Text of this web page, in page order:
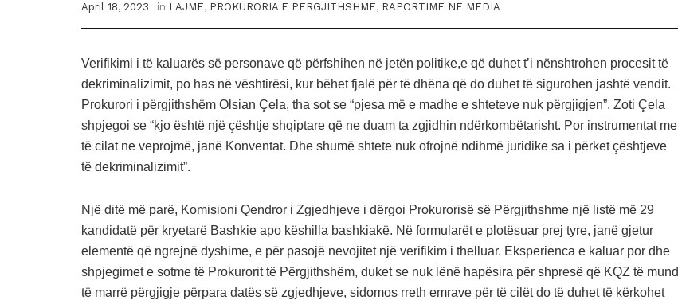
April 18, 2023 in LAJME, PROKURORIA E PERGJITHSHME, RAPORTIME NE MEDIA
Verifikimi i të kaluarës së personave që përfshihen në jetën politike,e që duhet t’i nënshtrohen procesit të
dekriminalizimit, po has në vështirësi, kur bëhet fjalë për të dhëna që do duhet të sigurohen jashtë vendit.
Prokurori i përgjithshëm Olsian Çela, tha sot se “pjesa më e madhe e shteteve nuk përgjigjen”. Zoti Çela
shpjegoi se “kjo është një çështje shqiptare që ne duam ta zgjidhin ndërkombëtarisht. Por instrumentat me
të cilat ne veprojmë, janë Konventat. Dhe shumë shtete nuk ofrojnë ndihmë juridike sa i përket çështjeve
të dekriminalizimit”.
Një ditë më parë, Komisioni Qendror i Zgjedhjeve i dërgoi Prokurorisë së Përgjithshme një listë më 29
kandidatë për kryetarë Bashkie apo këshilla bashkiakë. Në formularët e plotësuar prej tyre, janë gjetur
elementë që ngrejnë dyshime, e për pasojë nevojitet një verifikim i thelluar. Eksperienca e kaluar por dhe
shpjegimet e sotme të Prokurorit të Përgjithshëm, duket se nuk lënë hapësira për shpresë që KQZ të mund
të marrë përgjigje përpara datës së zgjedhjeve, sidomos rreth emrave për të cilët do të duhet të kërkohet